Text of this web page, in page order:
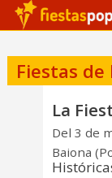
Fiestas de
La
Del 3 de
Baiona